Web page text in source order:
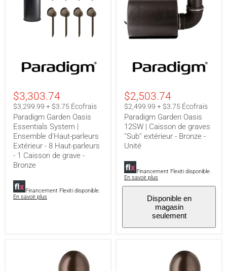
Garden
Oasis
Ensemble
d'Haut-
parleurs
Extérieur
8
Haut-
parleurs
Caisson
de
grave
$3,303.74
$3,299.99 + $3.75 Écofrais
Paradigm Garden Oasis
Essentials System |
Ensemble d'Haut-parleurs
Extérieur - 8 Haut-parleurs
- 1 Caisson de grave -
Bronze
Financement Flexiti disponible.
En savoir plus
Garden
Oasis
Caisson
de
graves
''Sub''
extérieur
Bronze
Unité
$2,503.74
$2,499.99 + $3.75 Écofrais
Paradigm Garden Oasis
12SW | Caisson de graves
''Sub'' extérieur - Bronze -
Unité
Financement Flexiti disponible.
En savoir plus
Disponible en
magasin
seulement